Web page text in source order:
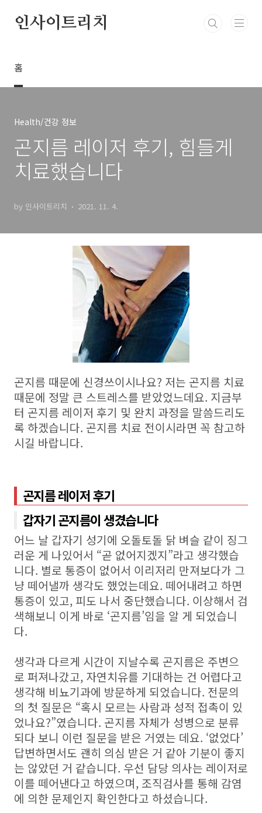
인사이트리치
홈
Health/건강 정보
곤지름 레이저 후기, 힘들게
치료했습니다
by 인사이트리치 2021. 11. 4.
곤지름 때문에 신경쓰이시나요? 저는 곤지름 치료
때문에 정말 큰 스트레스를 받았었느데요. 지금부
터 곤지름 레이저 후기 및 완치 과정을 말씀드리도
록 하겠습니다. 곤지름 치료 전이시라면 꼭 참고하
시길 바랍니다.
곤지름 레이저 후기
갑자기 곤지름이 생겼습니다
어느 날 갑자기 성기에 오돌토돌 닭 벼슬 같이 징그
러운 게 나있어서 “곧 없어지겠지”라고 생각했습
니다. 별로 통증이 없어서 이리저리 만져보다가 그
냥 떼어낼까 생각도 했었는데요. 떼어내려고 하면
통증이 있고, 피도 나서 중단했습니다. 이상해서 검
색해보니 이게 바로 ‘곤지름’임을 알 게 되었습니
다.
생각과 다르게 시간이 지날수록 곤지름은 주변으
로 퍼져나갔고, 자연치유를 기대하는 건 어렵다고
생각해 비뇨기과에 방문하게 되었습니다. 전문의
의 첫 질문은 “혹시 모르는 사람과 성적 접촉이 있
었나요?”였습니다. 곤지름 자체가 성병으로 분류
되다 보니 이런 질문을 받은 거였는 데요. ‘없었다’
답변하면서도 괜히 의심 받은 거 같아 기분이 좋지
는 않았던 거 같습니다. 우선 담당 의사는 레이저로
이를 떼어낸다고 하였으며, 조직검사를 통해 감염
에 의한 문제인지 확인한다고 하셨습니다.